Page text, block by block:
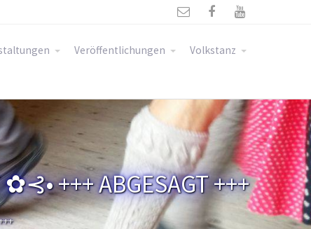
  
Veröffentlichungen Volkstanz
+++ ABGESAGT +++